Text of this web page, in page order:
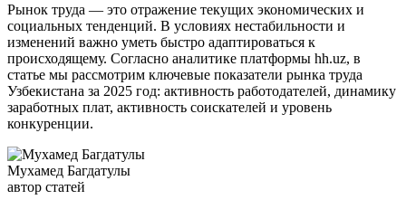
Рынок труда — это отражение текущих экономических и
социальных тенденций. В условиях нестабильности и
изменений важно уметь быстро адаптироваться к
происходящему. Согласно аналитике платформы hh.uz, в
статье мы рассмотрим ключевые показатели рынка труда
Узбекистана за 2025 год: активность работодателей, динамику
заработных плат, активность соискателей и уровень
конкуренции.
Мухамед Багдатулы
автор статей